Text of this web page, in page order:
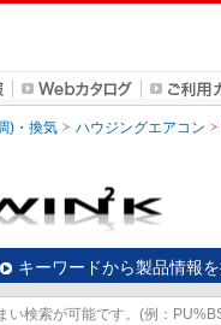
)・換気 ハウジングエアコン
キーワードから製品情報